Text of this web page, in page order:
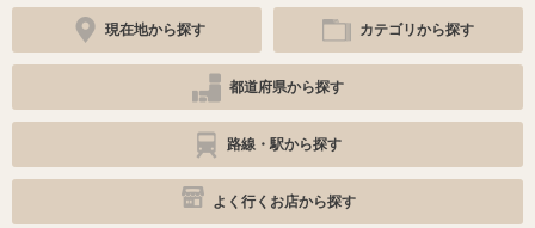
現在地から探す カテゴリから探す
都道府県から探す
路線・駅から探す
よく行くお店から探す